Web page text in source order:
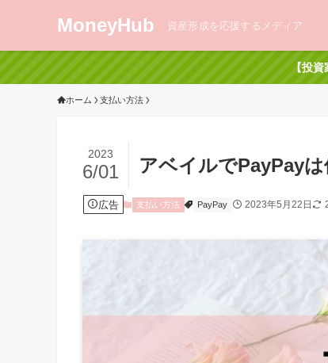
MoneyHub 資産形成を応援するメディア
【投
ホーム 支払い方法
アベイルでPayPay
2023
6/01
広告 支払い方法 PayPay 2023年5月22日